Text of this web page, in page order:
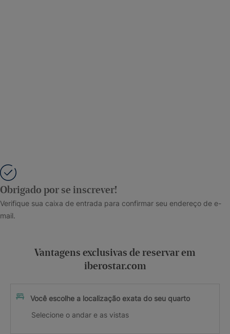
Obrigado por se inscrever!
Verifique sua caixa de entrada para confirmar seu endereço de e-
mail.
Vantagens exclusivas de reservar em
iberostar.com
Você escolhe a localização exata do seu quarto
Selecione o andar e as vistas